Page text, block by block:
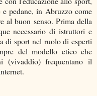
pedane, in Abruzzo come
al buon senso. Prima della
necessario di istruttori e
di sport nel ruolo di esperti
del modello etico che
(vivaddio) frequentano il